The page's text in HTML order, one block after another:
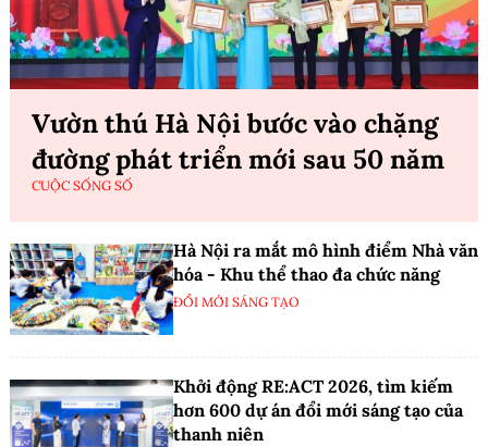
Vườn thú Hà Nội bước vào chặng
đường phát triển mới sau 50 năm
CUỘC SỐNG SỐ
Hà Nội ra mắt mô hình điểm Nhà văn
hóa - Khu thể thao đa chức năng
ĐỔI MỚI SÁNG TẠO
Khởi động RE:ACT 2026, tìm kiếm
hơn 600 dự án đổi mới sáng tạo của
thanh niên